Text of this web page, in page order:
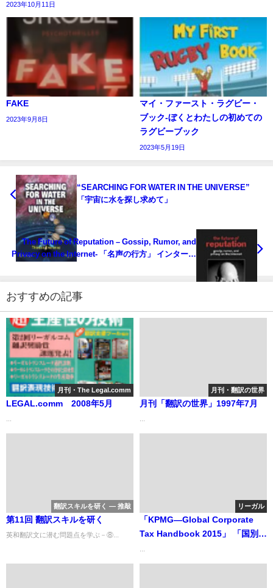
2023年10月11日
FAKE
2023年9月8日
マイ・ファースト・ラグビー・
ブック‐ぼくとわたしの初めての
ラグビーブック
2023年5月19日
“SEARCHING FOR WATER IN THE UNIVERSE”
「宇宙に水を探し求めて」
The Future of Reputation – Gossip, Rumor, and
Privacy on the Internet- 「名声の行方」 インターネ
おすすめの記事
月刊・The Legal.comm
LEGAL.comm 2008年5月
月刊・翻訳の世界
月刊「翻訳の世界」1997年7月
翻訳スキルを研く ― 推敲
第11回 翻訳スキルを研く
英和翻訳文に潜む問題点を学ぶ－⑧...
リーガル
「KPMG―Global Corporate
Tax Handbook 2015」 「国別法